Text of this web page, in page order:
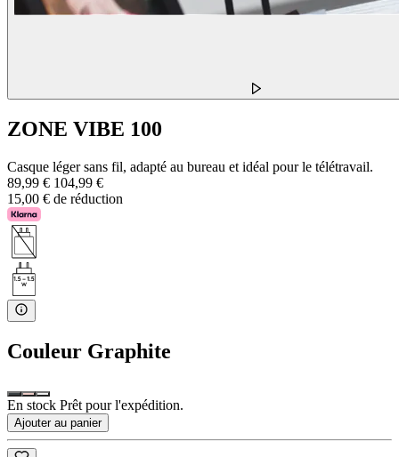
ZONE VIBE 100
Casque léger sans fil, adapté au bureau et idéal pour le télétravail.
89,99 € 104,99 €
15,00 € de réduction
Couleur Graphite
En stock Prêt pour l'expédition.
Ajouter au panier